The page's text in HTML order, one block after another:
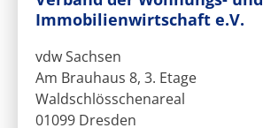
Immobilienwirtschaft e.V.
vdw Sachsen
Am Brauhaus 8, 3. Etage
Waldschlösschenareal
01099 Dresden